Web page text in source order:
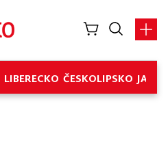
LIBERECKO ČESKOLIPSKO